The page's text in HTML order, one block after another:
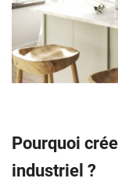
Pourquoi
industriel ?